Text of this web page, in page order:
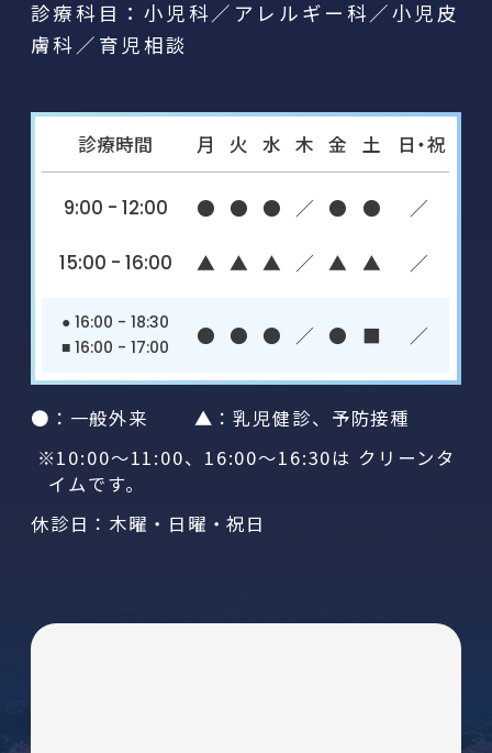
診療科目：小児科／アレルギー科／小児皮
膚科／育児相談
診療時間 月 火 水 木 金 土 日・祝
9:00 - 12:00 ● ● ● ／ ● ● ／
15:00 - 16:00 ▲ ▲ ▲ ／ ▲ ▲ ／
● 16:00 - 18:30
■ 16:00 - 17:00
● ● ● ／ ● ■ ／
●：一般外来 ▲：乳児健診、予防接種
※10:00～11:00、16:00～16:30は クリーンタ
イムです。
休診日：木曜・日曜・祝日